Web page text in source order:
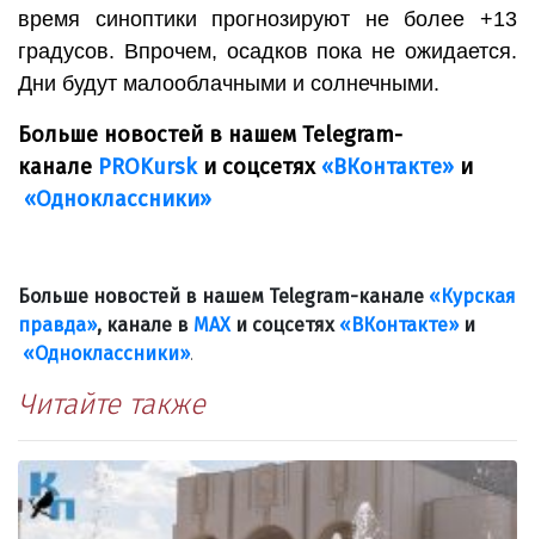
время синоптики прогнозируют не более +13
градусов. Впрочем, осадков пока не ожидается.
Дни будут малооблачными и солнечными.
Больше новостей в нашем Telegram-
канале PROKurskи соцсетях «ВКонтакте» и
«Одноклассники»
Больше новостей в нашем Telegram-канале «Курская
правда», канале в МАХ и соцсетях «ВКонтакте»и
«Одноклассники».
Читайте также